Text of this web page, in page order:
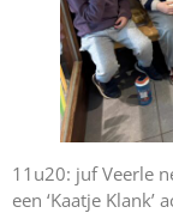
11u20: juf Veerle
een ‘Kaatje